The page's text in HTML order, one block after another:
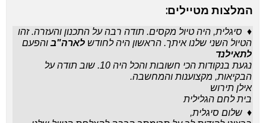
המלצות מטיילים:
♦ סיגלית, היה טיול מקסים. תודה רבה על התכנון והעזרה. זהו
הטיול השני שלנו איתך. הראשון היה לחודש לארה"בוהפעם
לתאילנד
נגעת בנקודות הכי חשובות והכל היה 10. שוב תודה על
הבקיאות, מקצוענות והמחשבה.
אילן תירוש
בית לחם הגלילית
♦ שלום סיגלית,